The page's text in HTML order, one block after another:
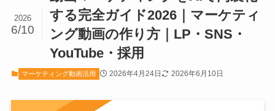
する完全ガイド2026｜マーケティ
ング動画の作り方｜LP・SNS・
YouTube・採用
2026
6/10
マーケティング動画活用 2026年4月24日 2026年6月10日